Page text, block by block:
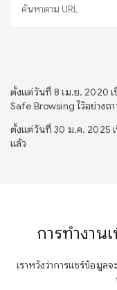
ตั้งแต่วันที่ 8 เม.ย. 2020 เ
Safe Browsing ไว้อย่างถ
ตั้งแต่วันที่ 30 ม.ค. 2025 เ
แล้ว
การทำงา
เราหวังว่าการแชร์ข้อมูล